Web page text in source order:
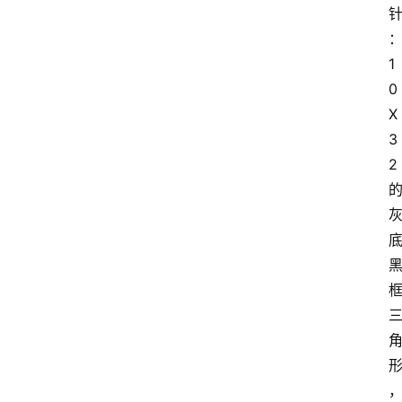
针
：
1
0
X
3
2
的
灰
底
黑
框
三
角
形
，